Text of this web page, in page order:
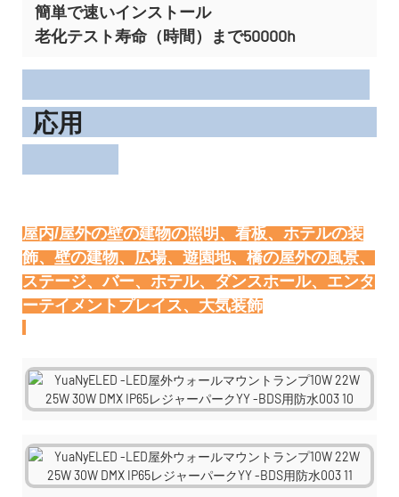
簡単で速いインストール
老化テスト寿命（時間）まで50000h
応用
屋内/屋外の壁の建物の照明、看板、ホテルの装
飾、壁の建物、広場、遊園地、橋の屋外の風景、
ステージ、バー、ホテル、ダンスホール、エンタ